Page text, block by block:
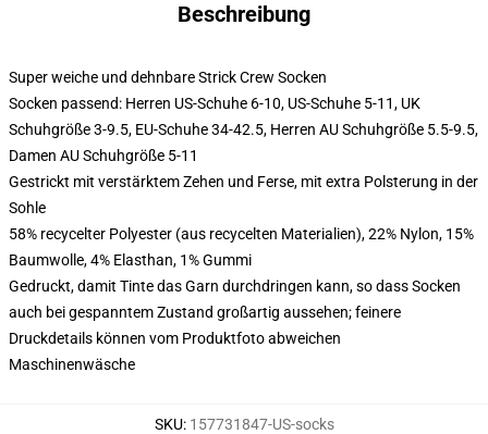
Beschreibung
Super weiche und dehnbare Strick Crew Socken
Socken passend: Herren US-Schuhe 6-10, US-Schuhe 5-11, UK
Schuhgröße 3-9.5, EU-Schuhe 34-42.5, Herren AU Schuhgröße 5.5-9.5,
Damen AU Schuhgröße 5-11
Gestrickt mit verstärktem Zehen und Ferse, mit extra Polsterung in der
Sohle
58% recycelter Polyester (aus recycelten Materialien), 22% Nylon, 15%
Baumwolle, 4% Elasthan, 1% Gummi
Gedruckt, damit Tinte das Garn durchdringen kann, so dass Socken
auch bei gespanntem Zustand großartig aussehen; feinere
Druckdetails können vom Produktfoto abweichen
Maschinenwäsche
SKU: 157731847-US-socks